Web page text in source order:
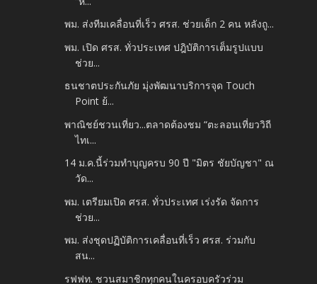
พม. ส่งทีมเคลื่อนที่เร็ว ศรส. ช่วยเด็ก 2 คน หลังถู...
พม. เปิด ศรส. ทั่วประเทศ ปฎิบัติการเต็มรูปแบบ
ช่วย...
ธนชาตประกันภัย มุ่งพัฒนาบริการจุด Touch
Point ย้...
พาณิชย์ชวนเที่ยว...ตลาดต้องชม “ตะลอนเที่ยววิถี
ไทเ...
14 ม.ค.นี้ร่วมทำบุญครบ 90 ปี "มิตร ชัยบัญชา" ณ
วัด...
พม. เตรียมเปิด ศรส. ทั่วประเทศ เร่งรัด จัดการ
ช่วย...
พม. ส่งชุดปฏิบัติการเคลื่อนที่เร็ว ศรส. ร่วมกับ
สน...
รฟฟท. ชวนสมาชิกทุกคนในครอบครัวร่วม